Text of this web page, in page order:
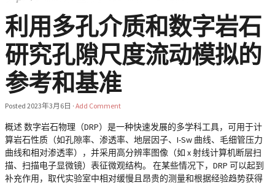
利用多孔介质和数字岩石
研究孔隙尺度流动模拟的
参考和基准
Posted 2023年3月6日 · Add Comment
概述 数字岩石物理（DRP）是一种快速发展的多学科工具，可用于计
算岩石性质（如孔隙率、渗透率、地层因子、I-Sw 曲线、毛细管压力
曲线和相对渗透率），并采用高分辨率图像（如 x 射线计算机断层扫
描、扫描电子显微镜）表征微观结构。 在某些情况下，DRP 可以起到
补充作用，取代实验室中相对缓慢且昂贵的测量和根据经验趋势获得